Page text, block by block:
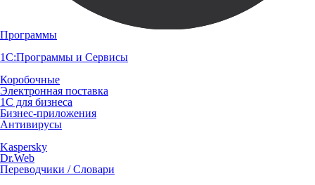
Программы
1С:Программы и Сервисы
Коробочные
Электронная поставка
1С для бизнеса
Бизнес-приложения
Антивирусы
Kaspersky
Dr.Web
Переводчики / Словари